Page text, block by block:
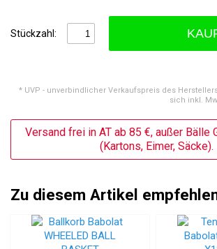
Stückzahl:
* UVP - unverbindlicher Verkaufspreis des
sich inkl.
Versand frei in AT ab 85 €, außer Bälle
(Kartons, Eimer, Säcke).
Zu diesem Artikel